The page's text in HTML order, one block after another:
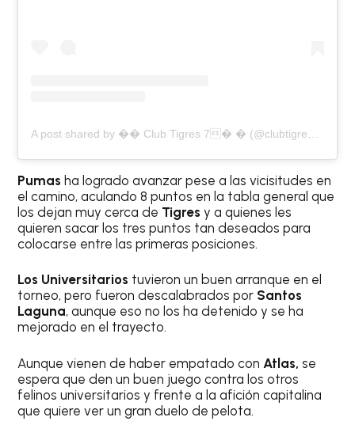
Pumas ha logrado avanzar pese a las vicisitudes en
el camino, aculando 8 puntos en la tabla general que
los dejan muy cerca de Tigres y a quienes les
quieren sacar los tres puntos tan deseados para
colocarse entre las primeras posiciones.
Los Universitarios tuvieron un buen arranque en el
torneo, pero fueron descalabrados por Santos
Laguna, aunque eso no los ha detenido y se ha
mejorado en el trayecto.
Aunque vienen de haber empatado con Atlas, se
espera que den un buen juego contra los otros
felinos universitarios y frente a la afición capitalina
que quiere ver un gran duelo de pelota.